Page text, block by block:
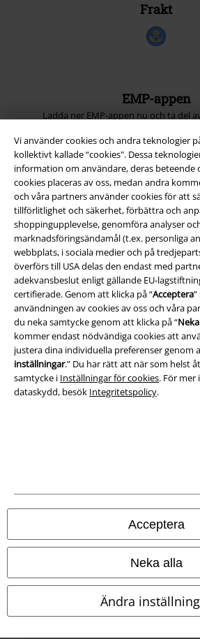
Vi använder cookies och andra teknologier
kollektivt kallade “cookies". Dessa
information om användare, deras beteende
cookies placeras av oss, medan andra
och våra partners använder cookies för att
tillförlitlighet och säkerhet, förbättra och
shoppingupplevelse, genomföra analyser
marknadsföringsändamål (t.ex. personliga
webbplats, i sociala medier och på
överförs till USA delas den endast med
adekvansbeslut enligt gällande EU-
certifierade. Genom att klicka på “Acceptera
användningen av cookies av oss och våra
du neka samtycke genom att klicka på “
kommer endast nödvändiga cookies att
justera dina individuella preferenser genom
inställningar.” Du har rätt att när som helst
samtycke i Inställningar för cookies. För
dataskydd, besök Integritetspolicy.
Acceptera
Neka alla
Ändra
Frakt
EMP-appen
Ladda ner EMP-appen nu och ta del
A Warner Music Group
Ladda ner villkoren
Avfallshantering och miljöskydd
Försäkran om överensstämmelse
Information om tillgänglighet
Inställningar för cookies